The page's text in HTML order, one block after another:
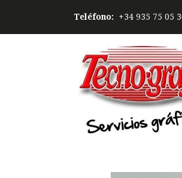
Teléfono: +34 935 75 05
Catálogo Placa de